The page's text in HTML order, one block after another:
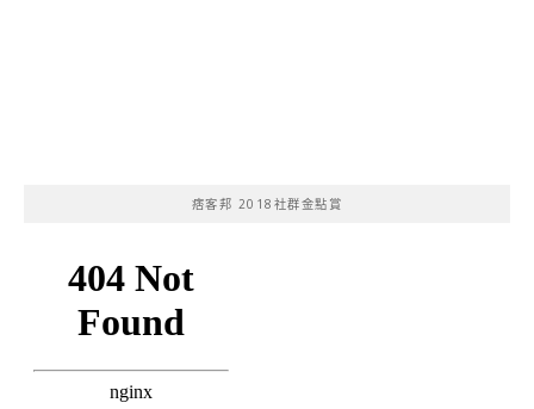
痞客邦 2018社群金點賞